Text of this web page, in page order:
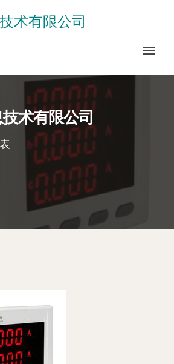
术有限公司
术有限公司